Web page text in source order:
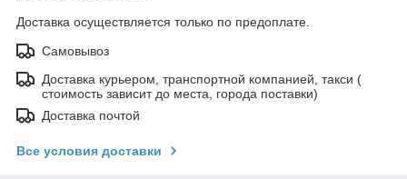
Доставка осуществляется только по предоплате.
Самовывоз
Доставка курьером, транспортной компанией, такси (
стоимость зависит до места, города поставки)
Доставка почтой
Все условия доставки